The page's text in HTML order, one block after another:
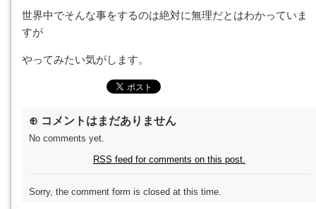
世界中でそんな事をするのは絶対に無理だとはわかっていま
すが
やってみたい気がします。
⊕ コメントはまだありません
No comments yet.
RSS feed for comments on this post.
Sorry, the comment form is closed at this time.